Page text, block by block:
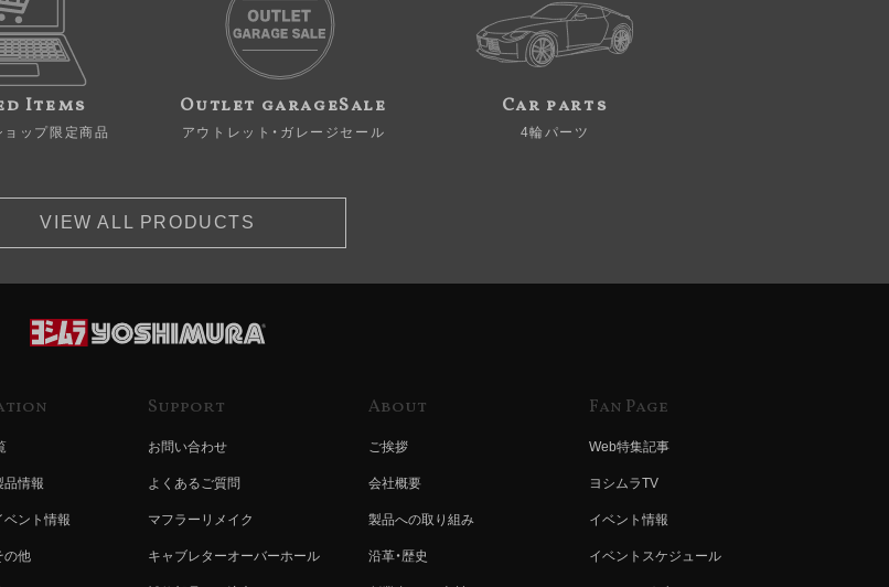
Items
ョップ限定商品
Outlet garageSale
アウトレット・ガレージセール
Car parts
4輪パーツ
VIEW ALL PRODUCTS
品情報
ベント情報
の他
Support
お問い合わせ
よくあるご質問
マフラーリメイク
キャブレターオーバーホール
About
ご挨拶
会社概要
製品への取り組み
沿革・歴史
Fan Page
Web特集記事
ヨシムラTV
イベント情報
イベントスケジュール